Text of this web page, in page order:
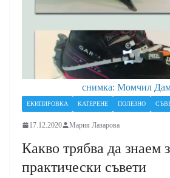
снимка: Момчил
ЕКИПИРОВКА КАТЕРЕНЕ ПОЛЕЗНО
17.12.2020 Мария Лазарова
Какво трябва да знаем
практически съвети